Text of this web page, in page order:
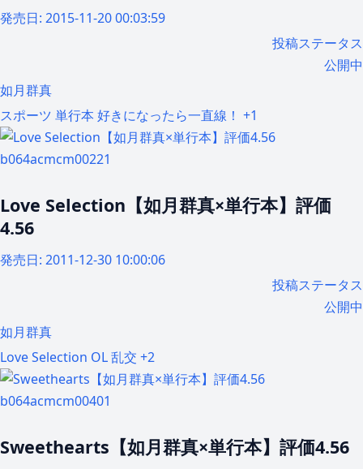
発売日: 2015-11-20 00:03:59
投稿ステータス
公開中
如月群真
スポーツ 単行本 好きになったら一直線！ +1
b064acmcm00221
Love Selection【如月群真×単行本】評価
4.56
発売日: 2011-12-30 10:00:06
投稿ステータス
公開中
如月群真
Love Selection OL乱交 +2
b064acmcm00401
Sweethearts【如月群真×単行本】評価4.56